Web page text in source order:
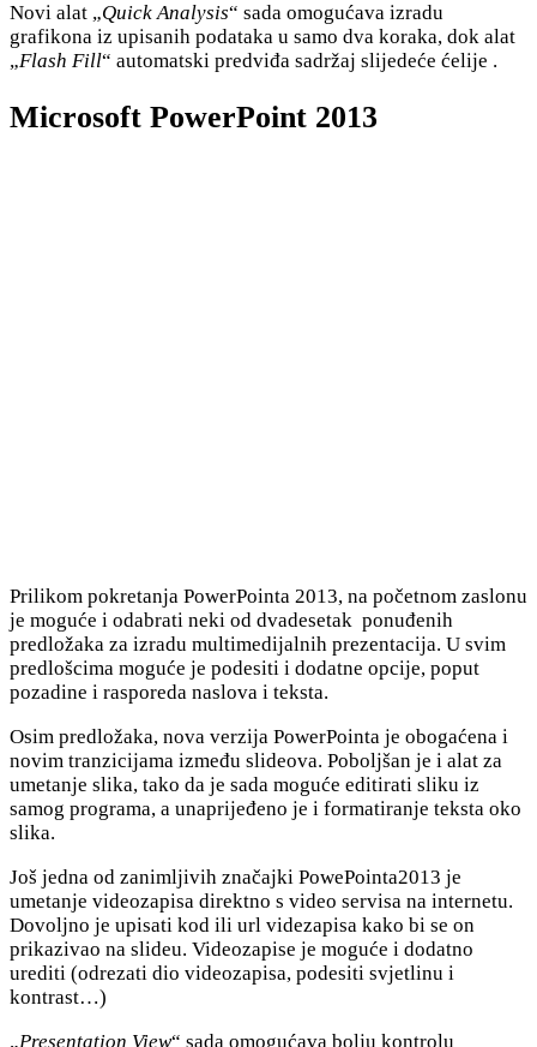
Novi alat „Quick Analysis“ sada omogućava izradu
grafikona iz upisanih podataka u samo dva koraka, dok alat
„Flash Fill“ automatski predviđa sadržaj slijedeće ćelije .
Microsoft PowerPoint 2013
Prilikom pokretanja PowerPointa 2013, na početnom zaslonu
je moguće i odabrati neki od dvadesetak ponuđenih
predložaka za izradu multimedijalnih prezentacija. U svim
predlošcima moguće je podesiti i dodatne opcije, poput
pozadine i rasporeda naslova i teksta.
Osim predložaka, nova verzija PowerPointa je obogaćena i
novim tranzicijama između slideova. Poboljšan je i alat za
umetanje slika, tako da je sada moguće editirati sliku iz
samog programa, a unaprijeđeno je i formatiranje teksta oko
slika.
Još jedna od zanimljivih značajki PowePointa2013 je
umetanje videozapisa direktno s video servisa na internetu.
Dovoljno je upisati kod ili url videzapisa kako bi se on
prikazivao na slideu. Videozapise je moguće i dodatno
urediti (odrezati dio videozapisa, podesiti svjetlinu i
kontrast…)
„Presentation View“ sada omogućava bolju kontrolu